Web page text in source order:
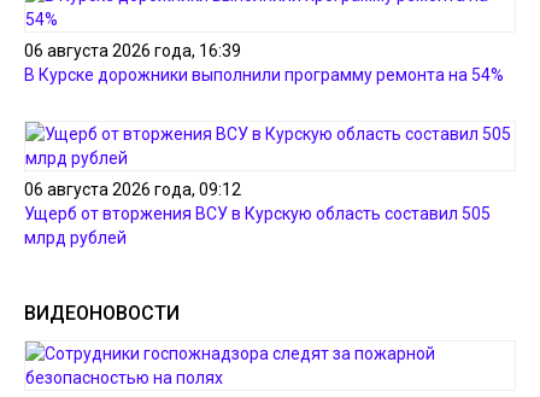
06 августа 2026 года, 16:39
В Курске дорожники выполнили программу ремонта на 54%
06 августа 2026 года, 09:12
Ущерб от вторжения ВСУ в Курскую область составил 505
млрд рублей
ВИДЕОНОВОСТИ